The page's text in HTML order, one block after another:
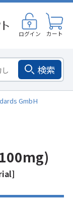
ログイン カート
検索
GmbH